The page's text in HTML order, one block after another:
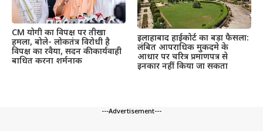
CM योगी का विपक्ष पर तीखा
हमला, बोले- लोकतंत्र विरोधी है
विपक्ष का रवैया, सदन की कार्यवाही
बाधित करना शर्मनाक
इलाहाबाद हाईकोर्ट का बड़ा फैसला:
लंबित आपराधिक मुकदमे के
आधार पर चरित्र प्रमाणपत्र से
इनकार नहीं किया जा सकता
---Advertisement---